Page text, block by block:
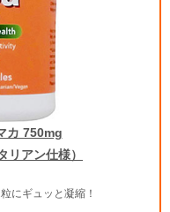
カ 750mg
リアン仕様）
にギュッと凝縮！